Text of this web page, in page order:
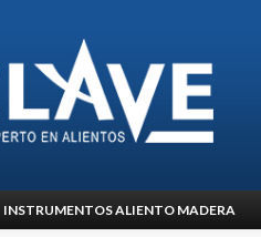
INSTRUMENTOS ALIENTO MADERA